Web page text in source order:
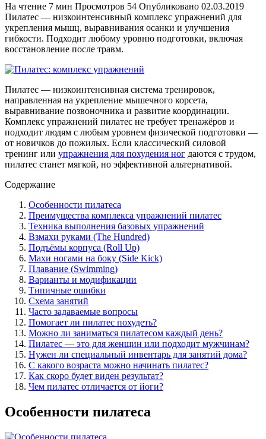
На чтение 7 мин Просмотров 54 Опубликовано 02.03.2019
Пилатес — низкоинтенсивный комплекс упражнений для
укрепления мышц, выравнивания осанки и улучшения
гибкости. Подходит любому уровню подготовки, включая
восстановление после травм.
Пилатес — низкоинтенсивная система тренировок,
направленная на укрепление мышечного корсета,
выравнивание позвоночника и развитие координации.
Комплекс упражнений пилатес не требует тренажёров и
подходит людям с любым уровнем физической подготовки —
от новичков до пожилых. Если классический силовой
тренинг или упражнения для похудения ног даются с трудом,
пилатес станет мягкой, но эффективной альтернативой.
Содержание
Особенности пилатеса
Преимущества комплекса упражнений пилатес
Техника выполнения базовых упражнений
Взмахи руками (The Hundred)
Подъёмы корпуса (Roll Up)
Махи ногами на боку (Side Kick)
Плавание (Swimming)
Варианты и модификации
Типичные ошибки
Схема занятий
Часто задаваемые вопросы
Помогает ли пилатес похудеть?
Можно ли заниматься пилатесом каждый день?
Пилатес — это для женщин или подходит мужчинам?
Нужен ли специальный инвентарь для занятий дома?
С какого возраста можно начинать пилатес?
Как скоро будет виден результат?
Чем пилатес отличается от йоги?
Особенности пилатеса